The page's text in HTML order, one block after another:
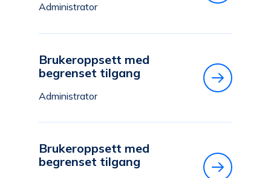
Administrator
Brukeroppsett med
begrenset tilgang
Administrator
Brukeroppsett med
begrenset tilgang